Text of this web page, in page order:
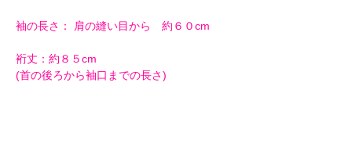
袖の長さ： 肩の縫い目から 約６０cm
裄丈：約８５cm
(首の後ろから袖口までの長さ)